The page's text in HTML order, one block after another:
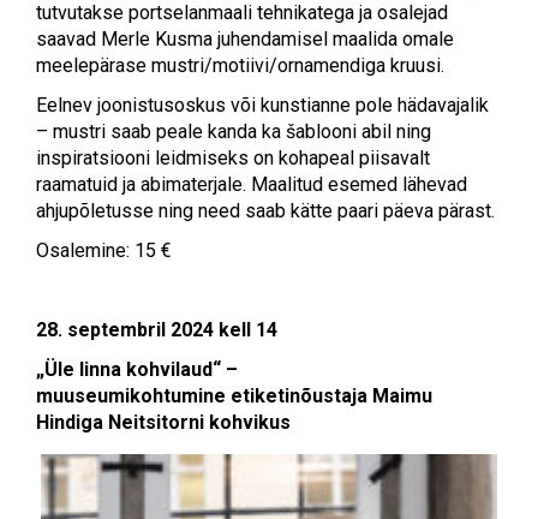
tutvutakse portselanmaali tehnikatega ja osalejad
saavad Merle Kusma juhendamisel maalida omale
meelepärase mustri/motiivi/ornamendiga kruusi.
Eelnev joonistusoskus või kunstianne pole hädavajalik
– mustri saab peale kanda ka šablooni abil ning
inspiratsiooni leidmiseks on kohapeal piisavalt
raamatuid ja abimaterjale. Maalitud esemed lähevad
ahjupõletusse ning need saab kätte paari päeva pärast.
Osalemine: 15 €
28. septembril 2024 kell 14
„Üle linna kohvilaud“ –
muuseumikohtumine etiketinõustaja Maimu
Hindiga Neitsitorni kohvikus